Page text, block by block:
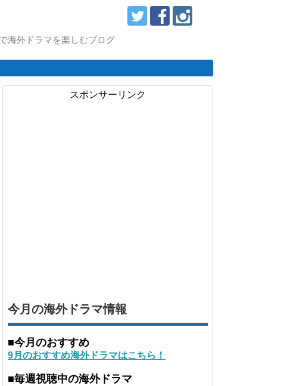
海外ドラマを楽しむブログ
スポンサーリンク
今月の海外ドラマ情報
■今月のおすすめ
9月のおすすめ海外ドラマはこちら！
■毎週視聴中の海外ドラマ